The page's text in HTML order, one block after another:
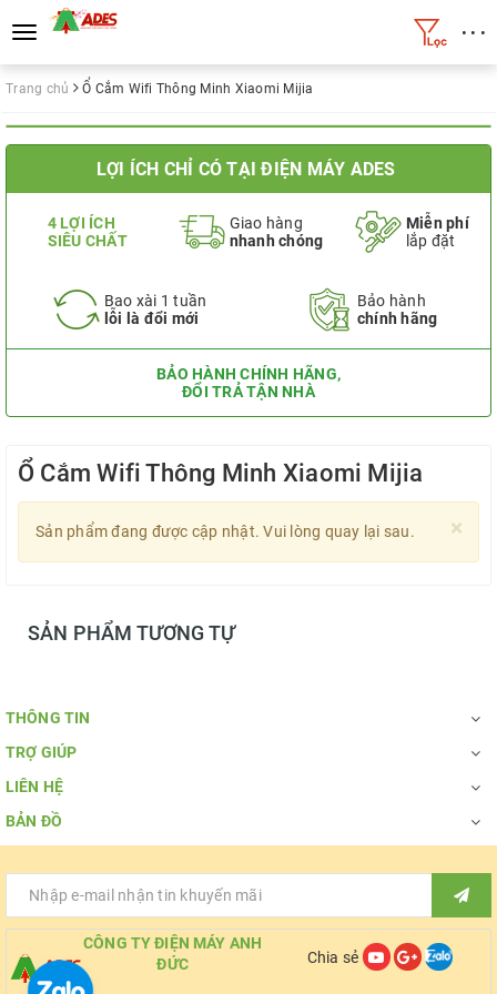
Toggle
navigation
• • •
Trang chủ Ổ Cắm Wifi Thông Minh Xiaomi Mijia
LỢI ÍCH CHỈ CÓ TẠI ĐIỆN MÁY ADES
4 LỢI ÍCH
SIÊU CHẤT
Giao hàng
nhanh chóng
Miễn phí
lắp đặt
Bao xài 1 tuần
lỗi là đổi mới
Bảo hành
chính hãng
BẢO HÀNH CHÍNH HÃNG,
ĐỔI TRẢ TẬN NHÀ
Ổ Cắm Wifi Thông Minh Xiaomi Mijia
×
Sản phẩm đang được cập nhật. Vui lòng quay lại sau.
SẢN PHẨM TƯƠNG TỰ
THÔNG TIN
TRỢ GIÚP
LIÊN HỆ
BẢN ĐỒ
CÔNG TY ĐIỆN MÁY ANH
ĐỨC
Chia sẻ